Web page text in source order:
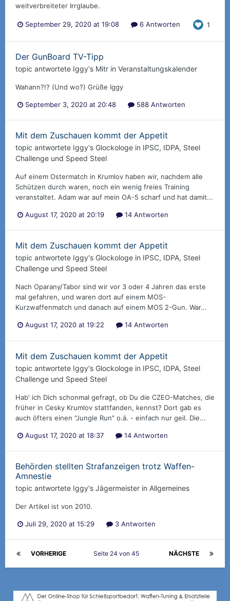
weitverbreiteter Irrglaube.
September 29, 2020 at 19:08 6 Antworten 1
Der GunBoard TV-Tipp
topic antwortete Iggy's Mitr in Veranstaltungskalender
Wahann?!? (Und wo?) Grüße Iggy
September 3, 2020 at 20:48 588 Antworten
Mit dem Zuschauen kommt der Appetit
topic antwortete Iggy's Glockologe in IPSC, IDPA, Steel
Challenge und Speed Steel
Auf einem Ostermatch in Krumlov haben wir, nachdem alle
Schützen durch waren, noch ein wenig freies Training
veranstaltet. Adam war auf mein OA-5 scharf und hat damit...
August 17, 2020 at 20:19 14 Antworten
Mit dem Zuschauen kommt der Appetit
topic antwortete Iggy's Glockologe in IPSC, IDPA, Steel
Challenge und Speed Steel
Nach Oparany/Tabor sind wir vor 3 oder 4 Jahren das erste
mal gefahren, und waren dort auf einem MOS-
Kurzwaffenmatch und danach auf einem MOS 2-Gun. War...
August 17, 2020 at 19:22 14 Antworten
Mit dem Zuschauen kommt der Appetit
topic antwortete Iggy's Glockologe in IPSC, IDPA, Steel
Challenge und Speed Steel
Hab' ich Dich schonmal gefragt, ob Du die CZEO-Matches, die
früher in Cesky Krumlov stattfanden, kennst? Dort gab es
auch öfters einen "Jungle Run" o.ä. - einfach nur geil. Die...
August 17, 2020 at 18:37 14 Antworten
Behörden stellten Strafanzeigen trotz Waffen-
Amnestie
topic antwortete Iggy's Jägermeister in Allgemeines
Der Artikel ist von 2010.
Juli 29, 2020 at 15:29 3 Antworten
VORHERIGE NÄCHSTE
Seite 24 von 45